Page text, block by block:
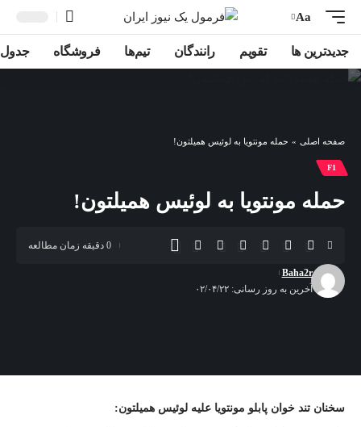
Aa
جدیدترین ها تقویم رانندگان تیم‌ها فروشگاه جدول
صفحه اصلی » حمله مونتویا به لوئیس همیلتون!
F1
حمله مونتویا به لوئیس همیلتون!
آخرین به روز رسانی: ۰۲/۰۴/۲۲
Baha2r
0 دقیقه زمان مطالعه
سخنان تند خوان پابلو مونتویا علیه لوئیس همیلتون: